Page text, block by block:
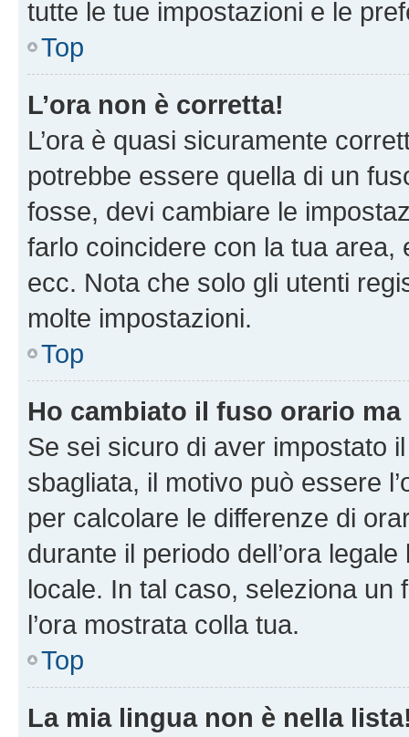
tutte le tue impostazioni e le
Top
L’ora non è corretta!
L’ora è quasi sicuramente
potrebbe essere quella di un
fosse, devi cambiare le
farlo coincidere con la tua area,
ecc. Nota che solo gli utenti
molte impostazioni.
Top
Ho cambiato il fuso orario ma
Se sei sicuro di aver impostato
sbagliata, il motivo può essere
per calcolare le differenze di
durante il periodo dell’ora
locale. In tal caso, seleziona
l’ora mostrata colla tua.
Top
La mia lingua non è nella